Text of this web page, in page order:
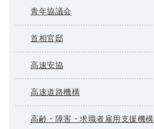
青年協議会
首相官邸
高速安協
高速道路機構
高齢・障害・求職者雇用支援機構